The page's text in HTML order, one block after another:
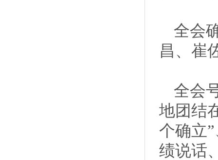
全会
昌、崔
全会
地团结
个确立
绩说话